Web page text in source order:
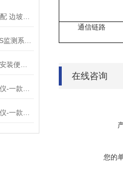
通信链路
在线咨询
您的